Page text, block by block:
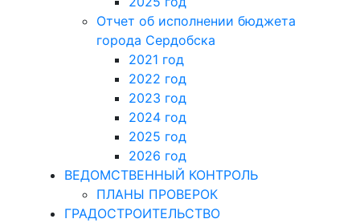
Отчет об исполнении бюджета
города Сердобска
2021 год
2022 год
2023 год
2024 год
2025 год
2026 год
ВЕДОМСТВЕННЫЙ КОНТРОЛЬ
ПЛАНЫ ПРОВЕРОК
ГРАДОСТРОИТЕЛЬСТВО